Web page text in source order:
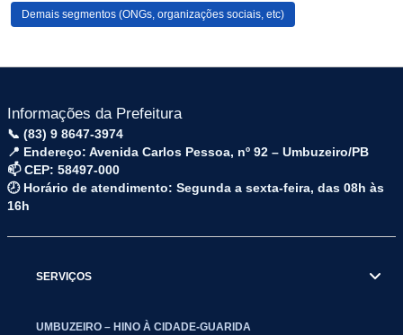
Demais segmentos (ONGs, organizações sociais, etc)
Informações da Prefeitura
📞 (83) 9 8647-3974
📍 Endereço: Avenida Carlos Pessoa, nº 92 – Umbuzeiro/PB
📫 CEP: 58497-000
🕗 Horário de atendimento: Segunda a sexta-feira, das 08h às
16h
SERVIÇOS
UMBUZEIRO – HINO À CIDADE-GUARIDA